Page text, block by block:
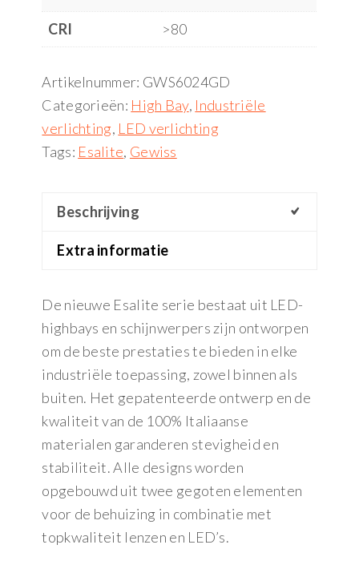
CRI
>80
Artikelnummer: GWS6024GD
Categorieën: High Bay, Industriële
verlichting, LED verlichting
Tags: Esalite, Gewiss
Beschrijving
Extra informatie
De nieuwe Esalite serie bestaat uit LED-
highbays en schijnwerpers zijn ontworpen
om de beste prestaties te bieden in elke
industriële toepassing, zowel binnen als
buiten. Het gepatenteerde ontwerp en de
kwaliteit van de 100% Italiaanse
materialen garanderen stevigheid en
stabiliteit. Alle designs worden
opgebouwd uit twee gegoten elementen
voor de behuizing in combinatie met
topkwaliteit lenzen en LED’s.